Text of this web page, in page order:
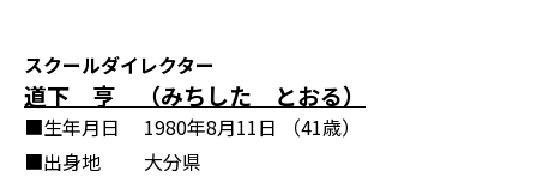
スクールダイレクター
道下 亨 （みちした とおる）
■生年月日
1980年8月11日 （41歳）
■出身地
大分県